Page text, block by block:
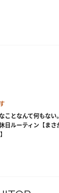
ことなんて何もな
日ルーティン【ま